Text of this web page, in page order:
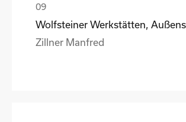
Zillner Manfred